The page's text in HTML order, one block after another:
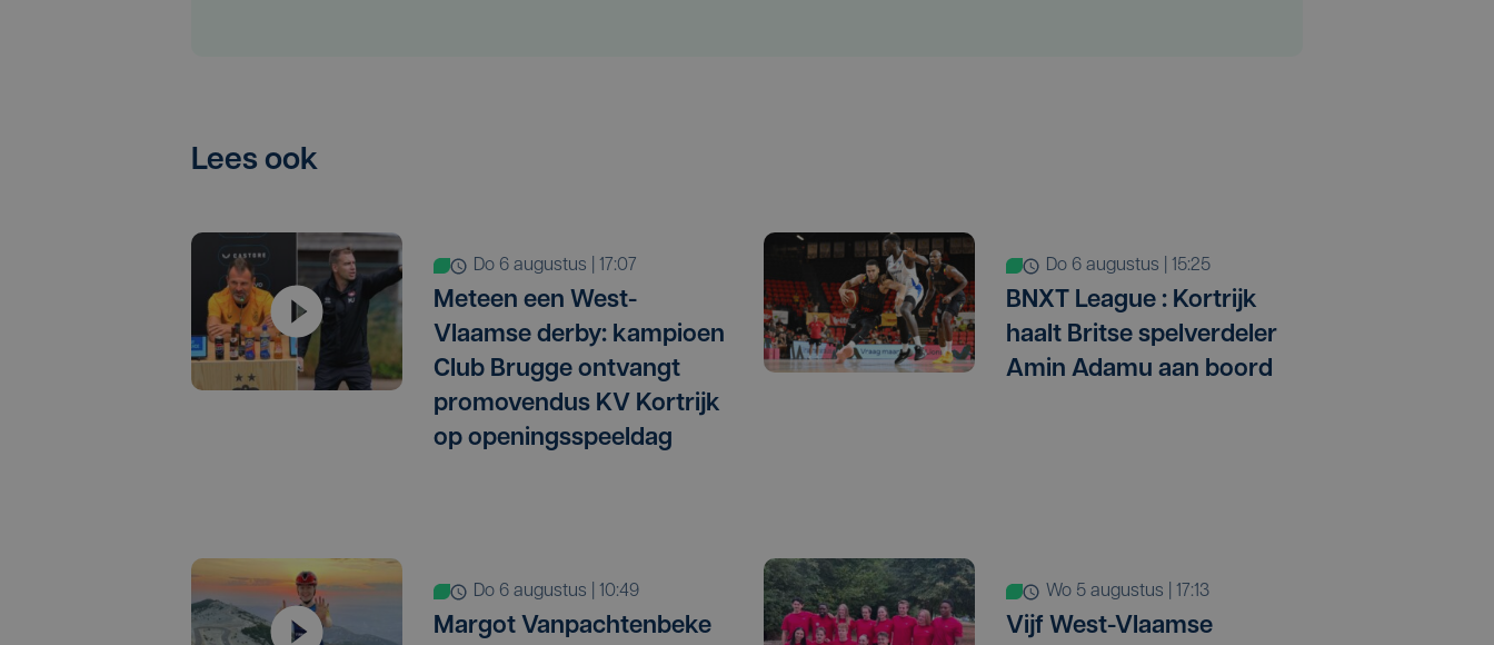
Lees ook
do 6 augustus | 17:07
Meteen een West-
Vlaamse derby: kampioen
Club Brugge ontvangt
promovendus KV Kortrijk
op openingsspeeldag
do 6 augustus | 15:25
BNXT League : Kortrijk
haalt Britse spelverdeler
Amin Adamu aan boord
do 6 augustus | 10:49
Margot Vanpachtenbeke
wo 5 augustus | 17:13
Vijf West-Vlaamse